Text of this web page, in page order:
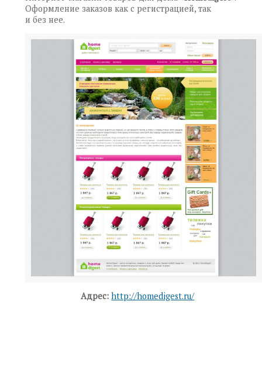
Оформление заказов как с регистрацией, так
и без нее.
Адрес: http://homedigest.ru/